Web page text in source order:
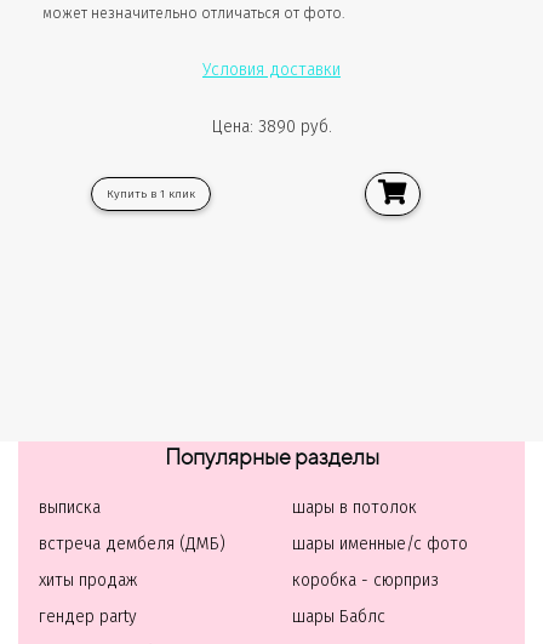
может незначительно отличаться от фото.
Условия доставки
Цена: 3890 руб.
Купить в 1 клик
Популярные разделы
выписка
встреча дембеля (ДМБ)
хиты продаж
гендер party
шары в потолок
шары именные/с фото
коробка - сюрприз
шары Баблс